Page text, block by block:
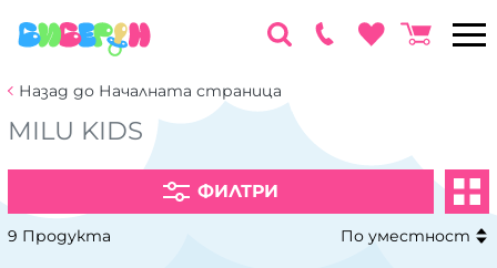
Назад до Началната страница
MILU KIDS
ФИЛТРИ
9 Продукта По уместност